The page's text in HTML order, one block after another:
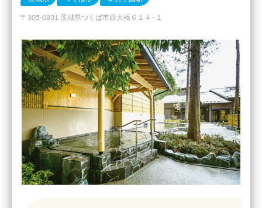
〒305-0831 茨城県つくば市西大橋６１４−１